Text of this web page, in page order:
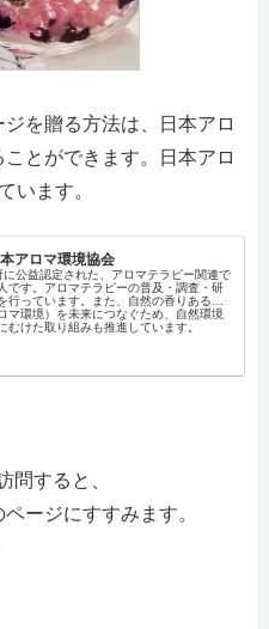
を贈る方法は、日本アロ
とができます。日本アロ
います。
本アロマ環境協会
公益認定された、アロマテラピー関連で
です。アロマテラピーの普及・調査・研
行っています。また、自然の香りある豊
マ環境）を未来につなぐため、自然環境
むけた取り組みも推進しています。
問すると、
ージにすすみます。